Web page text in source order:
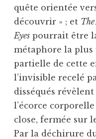
quête orientée
découvrir » ; et
Eyes pourrait être
métaphore la plus
partielle de cette
l’invisible recelé
disséqués révèlent
l’écorce
close, fermée sur
Par la déchirure